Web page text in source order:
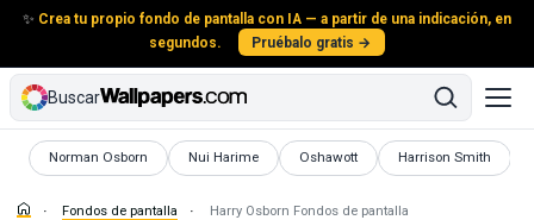
✨ Crea tu propio fondo de pantalla con IA — a partir de una indicación, en
segundos.
Pruébalo gratis →
Buscar
Norman Osborn
Fondos de pantalla Nui Harime
Fondos de pantallaOshawott
Fondos de pantallaHarrison Smith
Fondos de pantalla
Fondos de pantalla Harry Osborn Fondos de pantalla